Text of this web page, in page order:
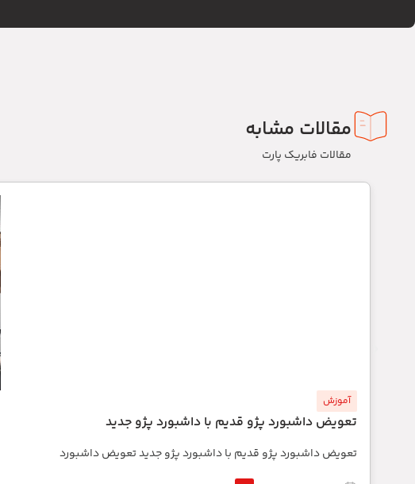
مقالات مشابه
مقالات فابریک پارت
آموزش
تعویض داشبورد پژو قدیم با داشبورد پژو جدید
تعویض داشبورد پژو قدیم با داشبورد پژو جدید تعویض داشبورد